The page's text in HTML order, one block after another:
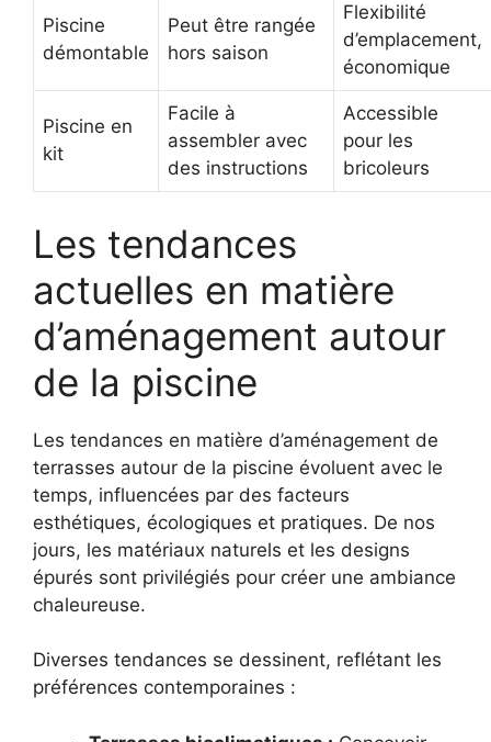
Piscine
démontable
Peut être rangée
hors saison
Flexibilité
d’emplacement,
économique
Piscine en
kit
Facile à
assembler avec
des instructions
Accessible
pour les
bricoleurs
Les tendances
actuelles en matière
d’aménagement autour
de la piscine
Les tendances en matière d’aménagement de
terrasses autour de la piscine évoluent avec le
temps, influencées par des facteurs
esthétiques, écologiques et pratiques. De nos
jours, les matériaux naturels et les designs
épurés sont privilégiés pour créer une ambiance
chaleureuse.
Diverses tendances se dessinent, reflétant les
préférences contemporaines :